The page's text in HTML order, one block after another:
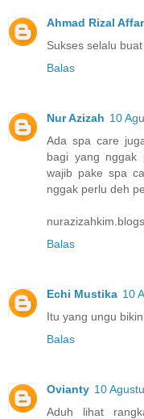
Ahmad Rizal
Sukses selalu
Balas
Nur Azizah 10
Ada spa care
bagi yang nggak
wajib pake spa
nggak perlu deh
Balas
Echi Mustika 10
Itu yang ungu
Balas
Ovianty 10
Aduh lihat